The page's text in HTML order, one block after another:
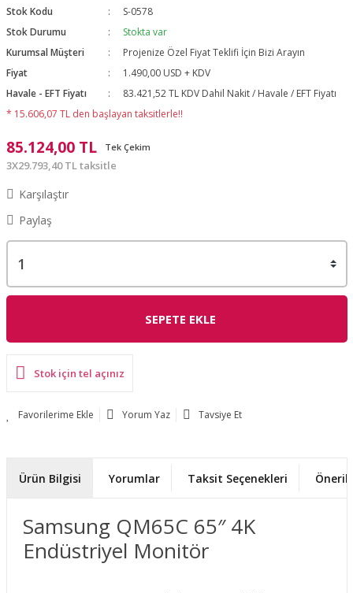
Stok Kodu
S-0578
Stok Durumu
Stokta var
Kurumsal Müşteri
Projenize Özel Fiyat Teklifi İçin Bizi Arayın
Fiyat
1.490,00 USD + KDV
Havale - EFT Fiyatı
83.421,52 TL KDV Dahil Nakit / Havale / EFT Fiyatı
* 15.606,07 TL den başlayan taksitlerle!!
85.124,00 TL Tek Çekim
3X29.793,40 TL taksitle
Karşılaştır
Paylaş
SEPETE EKLE
Stok için tel açınız
Yorum Yaz Tavsiye Et
Ürün Bilgisi Yorumlar Taksit Seçenekleri
Samsung QM65C 65″ 4K
Endüstriyel Monitör